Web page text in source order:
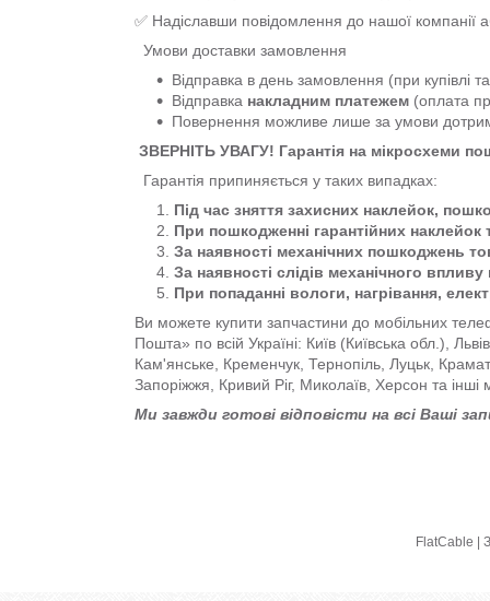
✅ Надіславши повідомлення до нашої компанії
Умови доставки замовлення
Відправка в день замовлення (при купівлі
Відправка накладним платежем (оплата
Повернення можливе лише за умови
ЗВЕРНІТЬ УВАГУ! Гарантія на мікросхеми
Гарантія припиняється у таких випадках:
Під час зняття захисних наклейок,
При пошкодженні гарантійних
За наявності механічних пошкоджень
За наявності слідів механічного
При попаданні вологи, нагрівання,
Ви можете купити запчастини до мобільних
Пошта» по всій Україні: Київ (Київська обл.),
Кам'янське, Кременчук, Тернопіль, Луцьк,
Запоріжжя, Кривий Ріг, Миколаїв, Херсон та інші
Ми завжди готові відповісти на всі Ваші